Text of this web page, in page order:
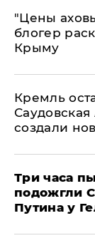
​"Цены
блогер
Крыму
​Кремль
создали
Три часа
подожгли
Путина у